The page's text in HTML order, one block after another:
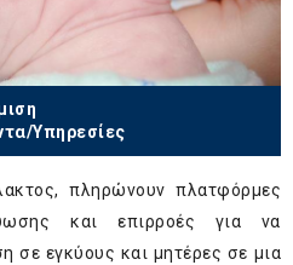
Υπηρεσίες
πληρώνουν πλατφόρμες
και επιρροές για να
σε εγκύους και μητέρες σε μια